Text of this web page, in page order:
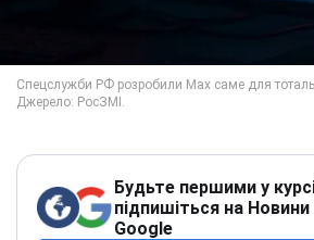
Будьте першими у
підпишіться на Новини
Google